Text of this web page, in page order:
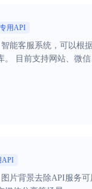
专用API
智能客服系统，可以根
。 目前支持网站、微
API
图片背景去除API服务